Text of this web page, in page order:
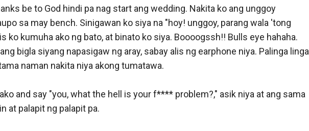
be to God hindi pa nag start ang wedding. Nakita ko ang unggoy
sa may bench. Sinigawan ko siya na "hoy! unggoy, parang wala 'tong
ko kumuha ako ng bato, at binato ko siya. Boooogssh!! Bulls eye hahaha.
bigla siyang napasigaw ng aray, sabay alis ng earphone niya. Palinga linga
naman nakita niya akong tumatawa.
and say "you, what the hell is your f**** problem?," asik niya at ang sama
at palapit ng palapit pa.